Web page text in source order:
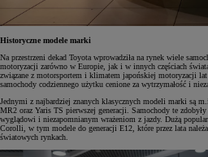
Historyczne modele marki
Na przestrzeni dekad Toyota wprowadziła na rynek wiele
motoryzacji zarówno w Europie, jak i w innych częściach
związane z motorsportem i klimatem japońskiej motoryzacji
samochody codziennego użytku cenione za wytrzymałość i
Jednymi z najbardziej znanych klasycznych modeli marki są
MR2 oraz Yaris TS pierwszej generacji. Samochody te
wyglądowi i niezapomnianym wrażeniom z jazdy. Dużą
Corolli, w tym modele do generacji E12, które przez lata
światowych rynkach.